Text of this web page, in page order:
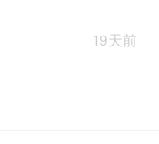
19天前